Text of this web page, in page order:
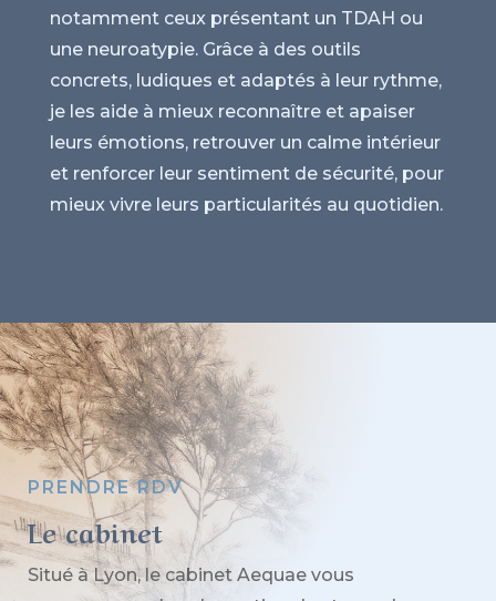
notamment ceux présentant un TDAH ou
une neuroatypie. Grâce à des outils
concrets, ludiques et adaptés à leur rythme,
je les aide à mieux reconnaître et apaiser
leurs émotions, retrouver un calme intérieur
et renforcer leur sentiment de sécurité, pour
mieux vivre leurs particularités au quotidien.
PRENDRE RDV
Le cabinet
Situé à Lyon, le cabinet Aequae vous